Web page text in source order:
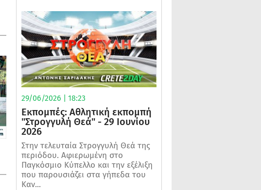
29/06/2026 | 18:23
Εκπομπές: Αθλητική εκπομπή
"Στρογγυλή Θεά" - 29 Ιουνίου
2026
Στην τελευταία Στρογγυλή Θεά της
περιόδου. Αφιερωμένη στο
Παγκόσμιο Κύπελλο και την εξέλιξη
που παρουσιάζει στα γήπεδα του
Καν...